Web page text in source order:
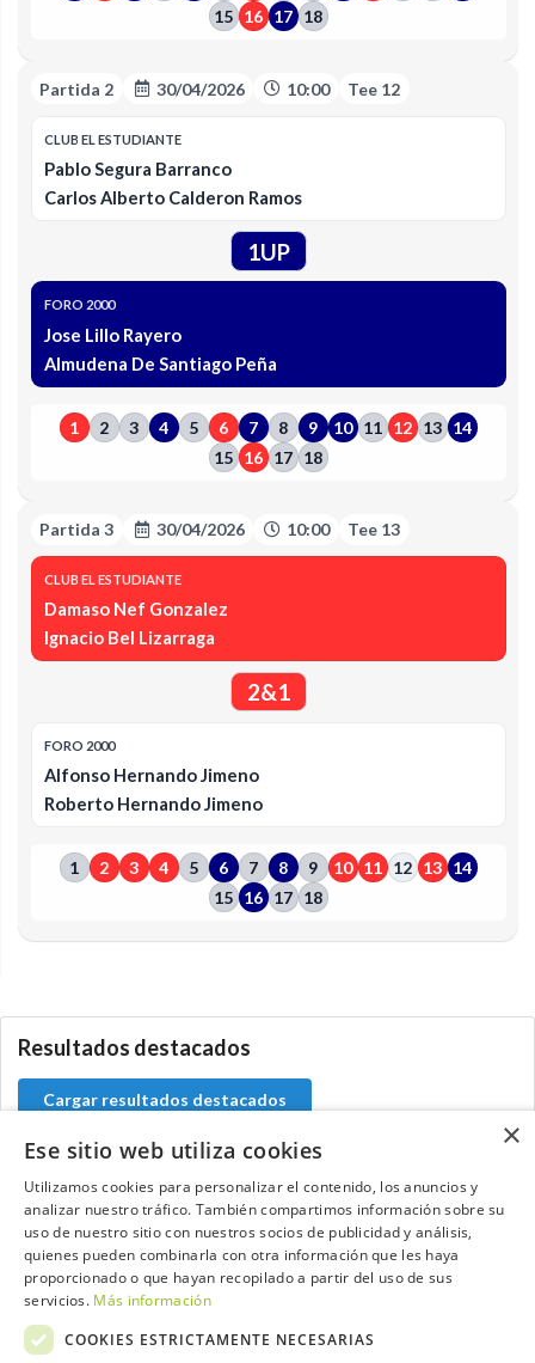
15 16 17 18
Partida 2 30/04/2026 10:00 Tee 12
CLUB EL ESTUDIANTE
Pablo Segura Barranco
Carlos Alberto Calderon Ramos
1UP
FORO 2000
Jose Lillo Rayero
Almudena De Santiago Peña
1 2 3 4 5 6 7 8 9 10 11 12 13 14
15 16 17 18
Partida 3 30/04/2026 10:00 Tee 13
CLUB EL ESTUDIANTE
Damaso Nef Gonzalez
Ignacio Bel Lizarraga
2&1
FORO 2000
Alfonso Hernando Jimeno
Roberto Hernando Jimeno
1 2 3 4 5 6 7 8 9 10 11 12 13 14
15 16 17 18
Resultados destacados
Cargar resultados destacados
Contacta con el equipo de NextCaddy
Opina Contacta
×
Ese sitio web utiliza cookies
Utilizamos cookies para personalizar el contenido, los anuncios y
analizar nuestro tráfico. También compartimos información sobre su
uso de nuestro sitio con nuestros socios de publicidad y análisis,
quienes pueden combinarla con otra información que les haya
proporcionado o que hayan recopilado a partir del uso de sus
servicios. Más información
COOKIES ESTRICTAMENTE NECESARIAS